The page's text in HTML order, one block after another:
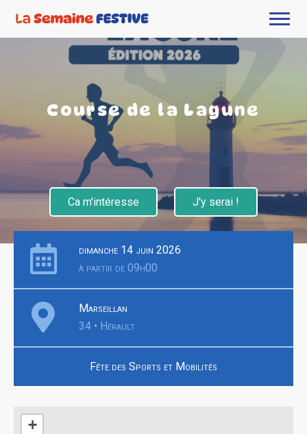
Course de la Lagune
Ca m'intéresse J'y serai !
dimanche 14 juin 2026
à partir de 09h00
Marseillan
34 • Hérault
Fête des Sports et Mobilités
+